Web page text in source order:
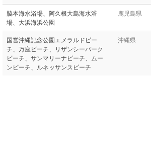
脇本海水浴場、阿久根大島海水浴
場、大浜海浜公園
鹿児島県
国営沖縄記念公園エメラルドビー
チ、万座ビーチ、リザンシーパーク
ビーチ、サンマリーナビーチ、ムー
ンビーチ、ルネッサンスビーチ
沖縄県